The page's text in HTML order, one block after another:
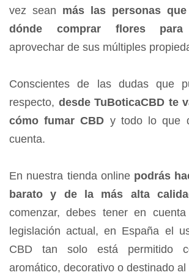
vez sean más las personas
dónde comprar flores para
aprovechar de sus múltiples
Conscientes de las dudas que
respecto, desde TuBoticaCBD te
cómo fumar CBD y todo lo que
cuenta.
En nuestra tienda online podrás
barato y de la más alta
comenzar, debes tener en
legislación actual, en España el
CBD tan solo está permitido
aromático, decorativo o destinado